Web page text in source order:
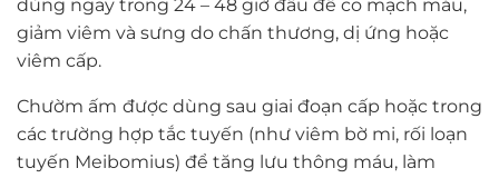
dùng ngay trong 24 – 48 giờ đầu để co mạch máu,
giảm viêm và sưng do chấn thương, dị ứng hoặc
viêm cấp.
Chườm ấm được dùng sau giai đoạn cấp hoặc trong
các trường hợp tắc tuyến (như viêm bờ mi, rối loạn
tuyến Meibomius) để tăng lưu thông máu, làm